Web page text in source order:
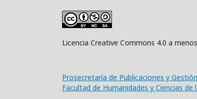
Licencia Creative Commons 4.0 a
Prosecretaría de Publicaciones y
Facultad de Humanidades y Ciencias de